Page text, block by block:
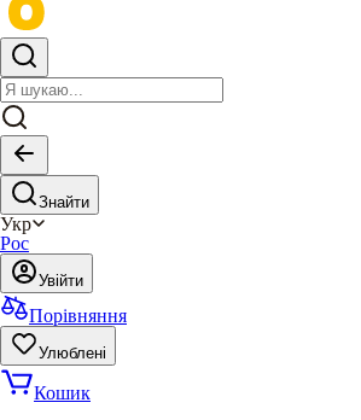
Знайти
Укр
Рос
Увійти
Порівняння
Улюблені
Кошик